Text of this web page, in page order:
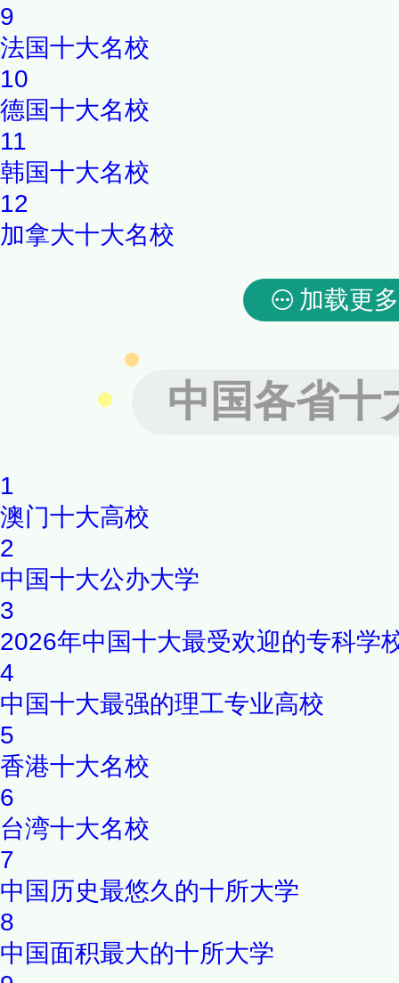
9
法国十大名校
10
德国十大名校
11
韩国十大名校
12
加拿大十大名校
加载更多
中国各省十
1
澳门十大高校
2
中国十大公办大学
3
2026年中国十大最受欢迎的专科学
4
中国十大最强的理工专业高校
5
香港十大名校
6
台湾十大名校
7
中国历史最悠久的十所大学
8
中国面积最大的十所大学